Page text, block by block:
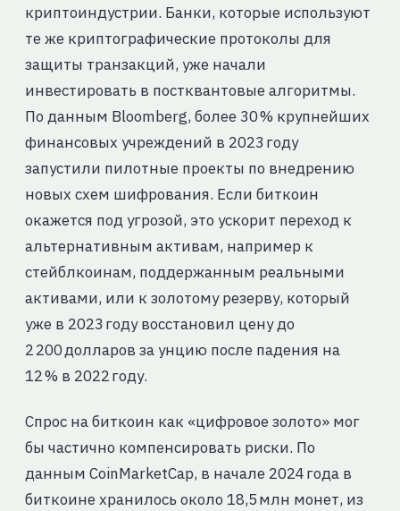
криптоиндустрии. Банки, которые используют
те же криптографические протоколы для
защиты транзакций, уже начали
инвестировать в постквантовые алгоритмы.
По данным Bloomberg, более 30 % крупнейших
финансовых учреждений в 2023 году
запустили пилотные проекты по внедрению
новых схем шифрования. Если биткоин
окажется под угрозой, это ускорит переход к
альтернативным активам, например к
стейблкоинам, поддержанным реальными
активами, или к золотому резерву, который
уже в 2023 году восстановил цену до
2 200 долларов за унцию после падения на
12 % в 2022 году.
Спрос на биткоин как «цифровое золото» мог
бы частично компенсировать риски. По
данным CoinMarketCap, в начале 2024 года в
биткоине хранилось около 18,5 млн монет, из